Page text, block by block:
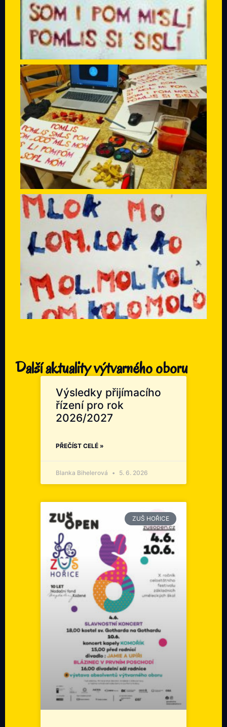
Další aktuality výtvarného oboru
Výsledky přijímacího
řízení pro rok
2026/2027
PŘEČÍST CELÉ »
Blanka Bihelerová 5. 6. 2026
ZUŠ HOŘICE